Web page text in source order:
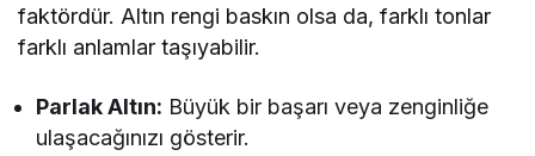
faktördür. Altın rengi baskın olsa da, farklı tonlar
farklı anlamlar taşıyabilir.
Parlak Altın: Büyük bir başarı veya zenginliğe
ulaşacağınızı gösterir.